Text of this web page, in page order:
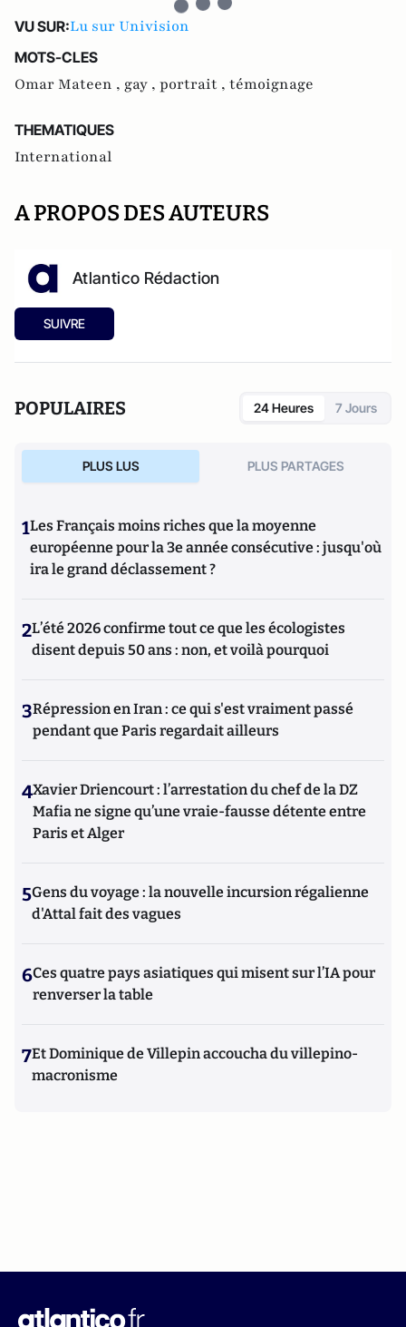
VU SUR:Lu sur Univision
MOTS-CLES
Omar Mateen , gay , portrait , témoignage
THEMATIQUES
International
A PROPOS DES AUTEURS
Atlantico Rédaction
SUIVRE
POPULAIRES 24 Heures 7 Jours
PLUS LUS PLUS PARTAGES
1Les Français moins riches que la moyenne
européenne pour la 3e année consécutive : jusqu'où
ira le grand déclassement ?
2L’été 2026 confirme tout ce que les écologistes
disent depuis 50 ans : non, et voilà pourquoi
3Répression en Iran : ce qui s'est vraiment passé
pendant que Paris regardait ailleurs
4Xavier Driencourt : l’arrestation du chef de la DZ
Mafia ne signe qu’une vraie-fausse détente entre
Paris et Alger
5Gens du voyage : la nouvelle incursion régalienne
d'Attal fait des vagues
6Ces quatre pays asiatiques qui misent sur l’IA pour
renverser la table
7Et Dominique de Villepin accoucha du villepino-
macronisme